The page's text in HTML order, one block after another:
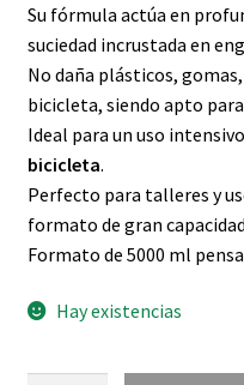
Su fórmula actúa en
suciedad incrustada en
No daña plásticos,
bicicleta, siendo apto
Ideal para un uso
bicicleta.
Perfecto para talleres y
formato de gran
Formato de 5000 ml
Hay existencias